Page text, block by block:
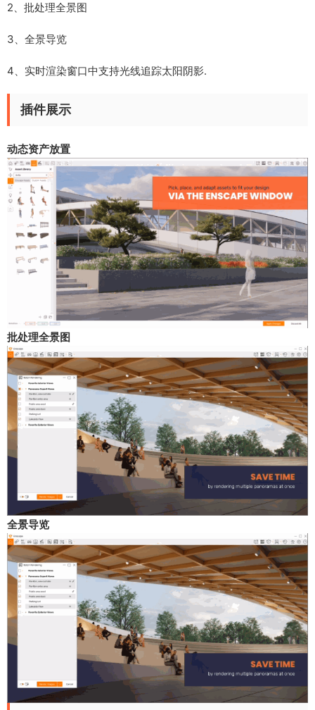
2、批处理全景图
3、全景导览
4、实时渲染窗口中支持光线追踪太阳阴影.
插件展示
动态资产放置
批处理全景图
全景导览